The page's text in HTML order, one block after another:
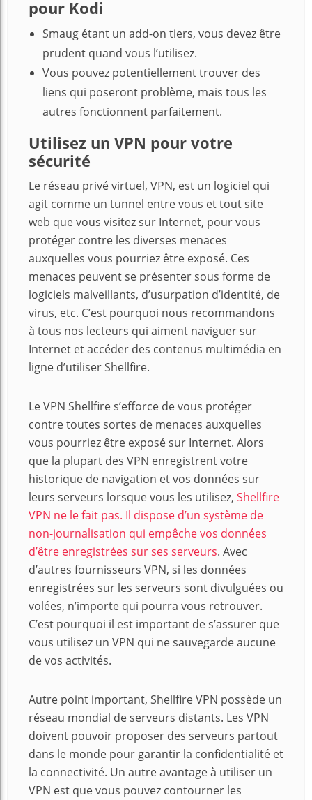
pour Kodi
Smaug étant un add-on tiers, vous devez être
prudent quand vous l’utilisez.
Vous pouvez potentiellement trouver des
liens qui poseront problème, mais tous les
autres fonctionnent parfaitement.
Utilisez un VPN pour votre
sécurité
Le réseau privé virtuel, VPN, est un logiciel qui
agit comme un tunnel entre vous et tout site
web que vous visitez sur Internet, pour vous
protéger contre les diverses menaces
auxquelles vous pourriez être exposé. Ces
menaces peuvent se présenter sous forme de
logiciels malveillants, d’usurpation d’identité, de
virus, etc. C’est pourquoi nous recommandons
à tous nos lecteurs qui aiment naviguer sur
Internet et accéder des contenus multimédia en
ligne d’utiliser Shellfire.
Le VPN Shellfire s’efforce de vous protéger
contre toutes sortes de menaces auxquelles
vous pourriez être exposé sur Internet. Alors
que la plupart des VPN enregistrent votre
historique de navigation et vos données sur
leurs serveurs lorsque vous les utilisez, Shellfire
VPN ne le fait pas. Il dispose d’un système de
non-journalisation qui empêche vos données
d’être enregistrées sur ses serveurs. Avec
d’autres fournisseurs VPN, si les données
enregistrées sur les serveurs sont divulguées ou
volées, n’importe qui pourra vous retrouver.
C’est pourquoi il est important de s’assurer que
vous utilisez un VPN qui ne sauvegarde aucune
de vos activités.
Autre point important, Shellfire VPN possède un
réseau mondial de serveurs distants. Les VPN
doivent pouvoir proposer des serveurs partout
dans le monde pour garantir la confidentialité et
la connectivité. Un autre avantage à utiliser un
VPN est que vous pouvez contourner les